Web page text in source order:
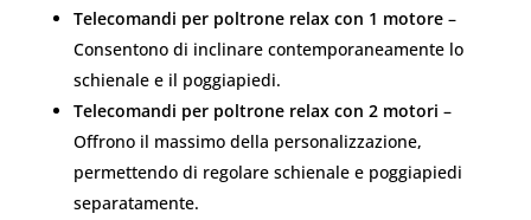
Telecomandi per poltrone relax con 1 motore –
Consentono di inclinare contemporaneamente lo
schienale e il poggiapiedi.
Telecomandi per poltrone relax con 2 motori –
Offrono il massimo della personalizzazione,
permettendo di regolare schienale e poggiapiedi
separatamente.